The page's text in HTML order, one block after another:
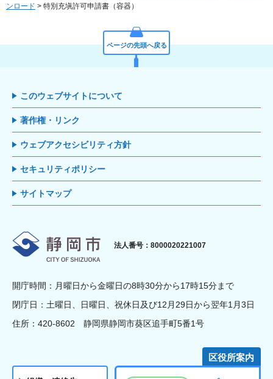
ンロード > 特別充塡許可申請書（容器）
ページの先頭へ戻る
このウェブサイトについて
著作権・リンク
ウェブアクセシビリティ方針
セキュリティポリシー
サイトマップ
静岡市
法人番号：8000020221007
開庁時間：月曜日から金曜日の8時30分から17時15分まで
閉庁日：土曜日、日曜日、祝休日及び12月29日から翌年1月3日
住所：420-8602 静岡県静岡市葵区追手町5番1号
区役所案内